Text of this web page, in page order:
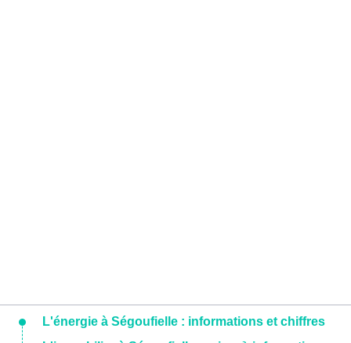
L'énergie à Ségoufielle : informations et chiffres